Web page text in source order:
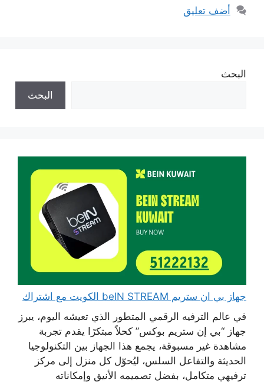
أضف تعليق
البحث
البحث
جهاز بي ان ستريم beIN STREAM الكويت مع اشتراك
في عالم الترفيه الرقمي المتطور الذي تعيشه اليوم، يبرز
جهاز “بي إن ستريم بوكس” كحلاً مبتكرًا يقدم تجربة
مشاهدة غير مسبوقة، يجمع هذا الجهاز بين التكنولوجيا
الحديثة والتفاعل السلس، ليُحوّل كل منزل إلى مركز
ترفيهي متكامل، بفضل تصميمه الأنيق وإمكاناته